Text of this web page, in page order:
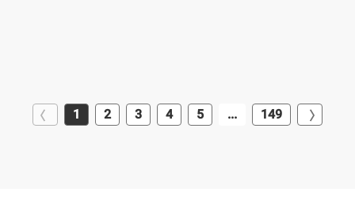
1 2 3 4 5 ... 149